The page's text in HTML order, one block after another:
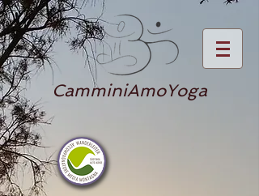
CamminiAmoYoga